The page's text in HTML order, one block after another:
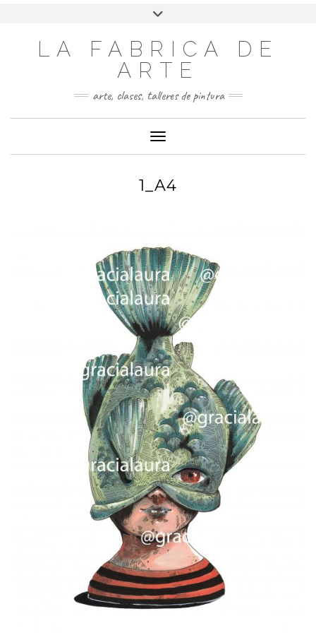
LA FABRICA DE
ARTE
arte, clases, talleres de pintura
Cambiar modo de navegación
1_A4